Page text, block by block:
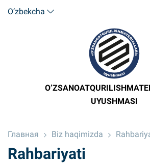
O’zbekcha
UYUSHMASI
Главная Biz haqimizda
Rahbariyati